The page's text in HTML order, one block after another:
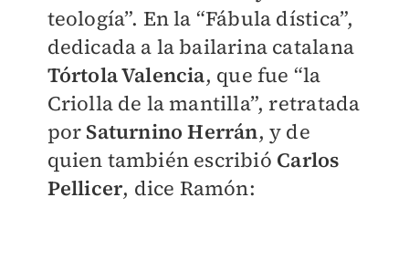
teología”. En la “Fábula dística”,
dedicada a la bailarina catalana
Tórtola Valencia, que fue “la
Criolla de la mantilla”, retratada
por Saturnino Herrán, y de
quien también escribió Carlos
Pellicer, dice Ramón: